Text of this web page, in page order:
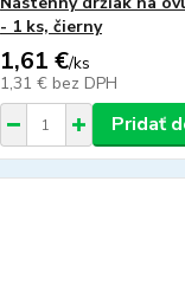
- 1 ks, čierny
1,61 €/ks
1,31 € bez DPH
Pridať